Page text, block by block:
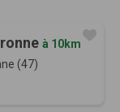
à 10km
(47)